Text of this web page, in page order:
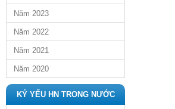
Năm 2023
Năm 2022
Năm 2021
Năm 2020
KỶ YẾU HN TRONG NƯỚC